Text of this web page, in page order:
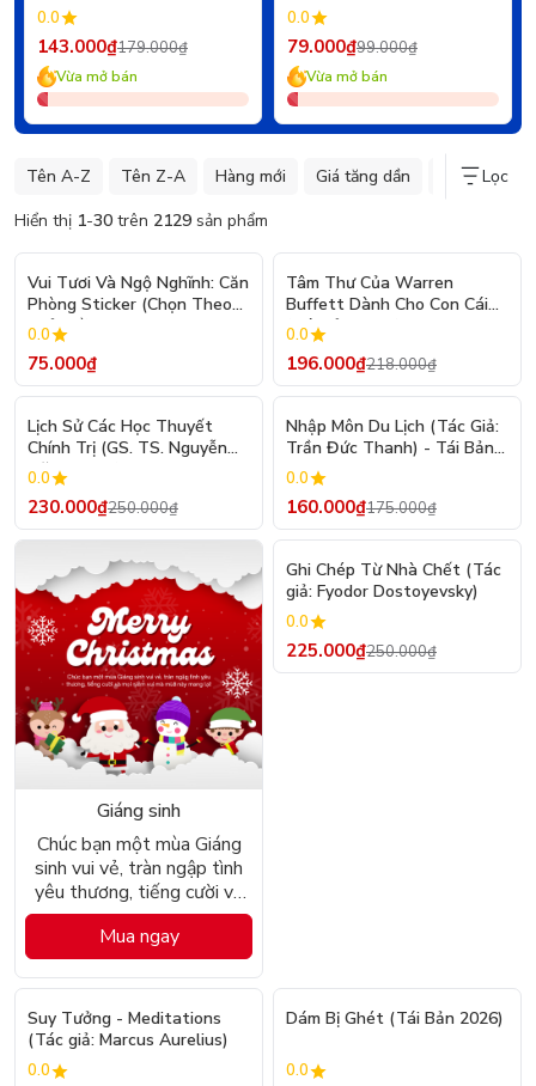
0.0
143.000₫179.000₫
Vừa mở bán
0.0
79.000₫99.000₫
Vừa mở bán
Hiển thị 1-30 trên 2129 sản phẩm
Tên A-Z Tên Z-A Hàng mới Giá tăng dần Giá giảm dần
Lọc
Vui Tươi Và Ngộ Nghĩnh: Căn
Phòng Sticker (Chọn Theo
Chủ Đề) - Hơn 250 Sticker
0.0
75.000₫
Tâm Thư Của Warren
Buffett Dành Cho Con Cái
(Tái Bản 2026)
0.0
196.000₫218.000₫
Lịch Sử Các Học Thuyết
Chính Trị (GS. TS. Nguyễn
Đăng Dung)
0.0
230.000₫250.000₫
- 9%
Nhập Môn Du Lịch (Tác Giả:
Trần Đức Thanh) - Tái Bản
2026
0.0
160.000₫175.000₫
Giáng sinh
Chúc bạn một mùa Giáng
sinh vui vẻ, tràn ngập tình
yêu thương, tiếng cười và
mọi niềm vui mà mùa này
mang lại!
Mua ngay
- 10%
Ghi Chép Từ Nhà Chết (Tác
giả: Fyodor Dostoyevsky)
0.0
225.000₫250.000₫
Suy Tưởng - Meditations
(Tác giả: Marcus Aurelius)
0.0
- 7%
Dám Bị Ghét (Tái Bản 2026)
0.0